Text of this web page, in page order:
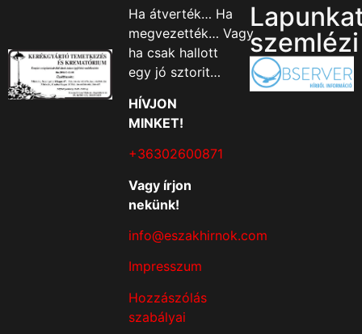
Ha átverték… Ha
megvezették… Vagy
ha csak hallott
egy jó sztorit…
HÍVJON
MINKET!
+36302600871
Vagy írjon
nekünk!
info@eszakhirnok.com
Impresszum
Hozzászólás
szabályai
szemlézi